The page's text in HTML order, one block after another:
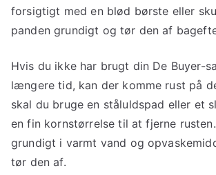
forsigtigt med en blød børste eller
panden grundigt og tør den af
Hvis du ikke har brugt din De Buyer-
længere tid, kan der komme rust på
skal du bruge en ståluldspad eller et
en fin kornstørrelse til at fjerne
grundigt i varmt vand og
tør den af.